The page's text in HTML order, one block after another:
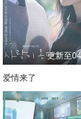
第106集 第
第110集 第
第114集
第118集
更新至
爱情来了